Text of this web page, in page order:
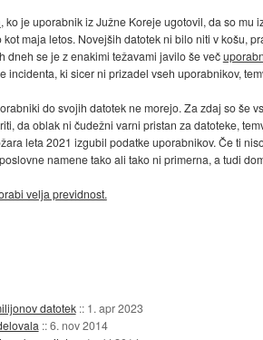
, ko je uporabnik iz Južne Koreje ugotovil, da so mu
maja letos. Novejših datotek ni bilo niti v košu,
dneh se je z enakimi težavami javilo še več
incidenta, ki sicer ni prizadel vseh uporabnikov,
do svojih datotek ne morejo. Za zdaj so še
da oblak ni čudežni varni pristan za datoteke,
leta 2021 izgubil podatke uporabnikov. Če ti
namene tako ali tako ni primerna, a tudi
velja previdnost.
datotek :: 1. apr 2023
::6. nov 2014